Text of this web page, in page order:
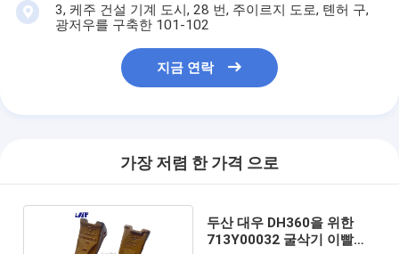
3, 케주 건설 기계 도시, 28 번, 주이르지 도로, 톈허 구,
광저우를 구축한 101-102
지금 연락
가장 저렴 한 가격 으로
두산 대우 DH360을 위한
713Y00032 굴삭기 이빨끝